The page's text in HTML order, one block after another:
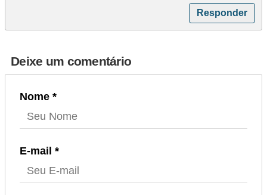
Responder
Deixe um comentário
Nome *
E-mail *
e
r
c
a
d
e